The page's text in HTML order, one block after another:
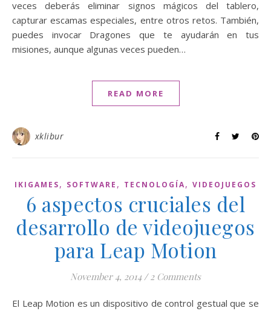
veces deberás eliminar signos mágicos del tablero,
capturar escamas especiales, entre otros retos. También,
puedes invocar Dragones que te ayudarán en tus
misiones, aunque algunas veces pueden…
READ MORE
xklibur
IKIGAMES, SOFTWARE , TECNOLOGÍA, VIDEOJUEGOS
6 aspectos cruciales del
desarrollo de videojuegos
para Leap Motion
November 4, 2014 / 2 Comments
El Leap Motion es un dispositivo de control gestual que se